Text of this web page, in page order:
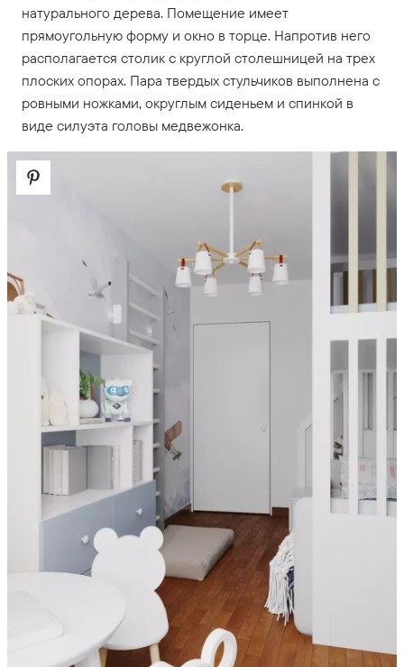
натурального дерева. Помещение имеет
прямоугольную форму и окно в торце. Напротив него
располагается столик с круглой столешницей на трех
плоских опорах. Пара твердых стульчиков выполнена с
ровными ножками, округлым сиденьем и спинкой в
виде силуэта головы медвежонка.